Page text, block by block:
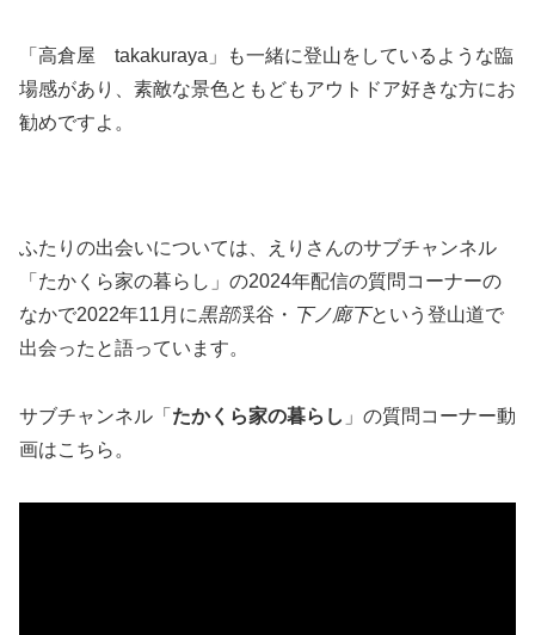
「高倉屋 takakuraya」も一緒に登山をしているような臨
場感があり、素敵な景色ともどもアウトドア好きな方にお
勧めですよ。
ふたりの出会いについては、えりさんのサブチャンネル
「たかくら家の暮らし」の2024年配信の質問コーナーの
なかで2022年11月に黒部渓谷・ 下ノ廊下という登山道で
出会ったと語っています。
サブチャンネル「 たかくら家の暮らし 」の質問コーナー動
画はこちら。